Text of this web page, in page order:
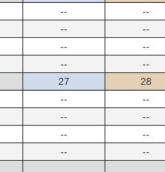
--
--
--
--
--
--
--
--
27
--
--
--
--
28
--
--
--
--